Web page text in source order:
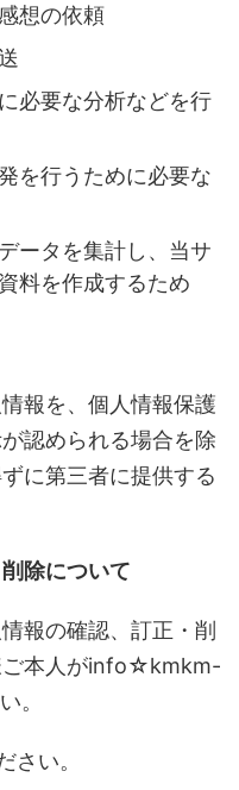
想の依頼
必要な分析などを行
を行うために必要な
ータを集計し、当サ
料を作成するため
報を、個人情報保護
認められる場合を除
に第三者に提供する
除について
報の確認、訂正・削
ご本人がinfo☆kmkm-
。
い。